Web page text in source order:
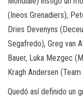
(Ineos Grenadiers),
Dries Devenyns
Segafredo), Greg van
Bauer, Luka Mezgec
Kragh Andersen (Team
Quedó así definido un